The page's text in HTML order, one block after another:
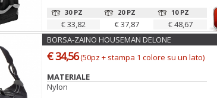
30 PZ
€ 33,82
20 PZ
€ 37,87
10 PZ
€ 48,67
BORSA-ZAINO HOUSEMAN DELONE
€ 34,56(50pz + stampa 1 colore su un lato)
MATERIALE
Nylon